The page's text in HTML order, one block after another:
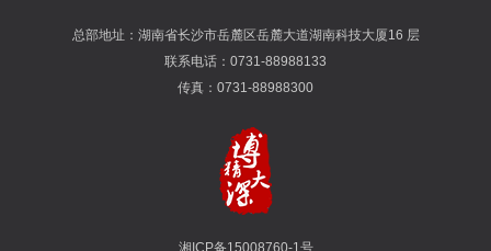
总部地址：湖南省长沙市岳麓区岳麓大道湖南科技大厦16 层
联系电话：0731-88988133
传真：0731-88988300